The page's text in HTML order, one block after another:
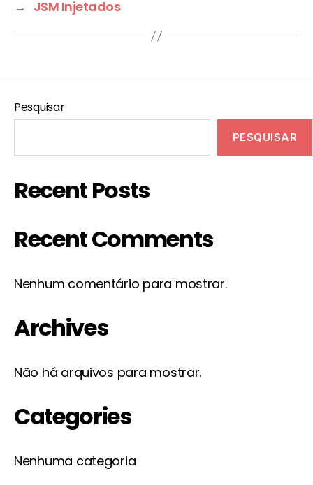
→ JSM Injetados
Pesquisar
PESQUISAR
Recent Posts
Recent Comments
Nenhum comentário para mostrar.
Archives
Não há arquivos para mostrar.
Categories
Nenhuma categoria